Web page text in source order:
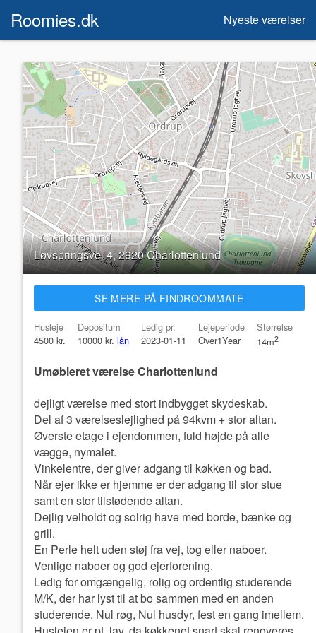
Roomies.dk Nyeste værelser
Løvspringsvej 4, 2920 Charlottenlund
SE MERE PÅ FINDROOMMATE
Husleje
4500 kr.
Depositum
10000 kr. lån
Ledig pr.
2023-01-11
Lejeperiode
Over1Year
Størrelse
14m2
Umøbleret værelse Charlottenlund
dejligt værelse med stort indbygget skydeskab.
Del af 3 værelseslejlighed på 94kvm + stor altan.
Øverste etage i ejendommen, fuld højde på alle
vægge, nymalet.
Vinkelentre, der giver adgang til køkken og bad.
Når ejer ikke er hjemme er der adgang til stor stue
samt en stor tilstødende altan.
Dejlig velholdt og solrig have med borde, bænke og
grill.
En Perle helt uden støj fra vej, tog eller naboer.
Venlige naboer og god ejerforening.
Ledig for omgængelig, rolig og ordentlig studerende
M/K, der har lyst til at bo sammen med en anden
studerende. Nul røg, Nul husdyr, fest en gang imellem.